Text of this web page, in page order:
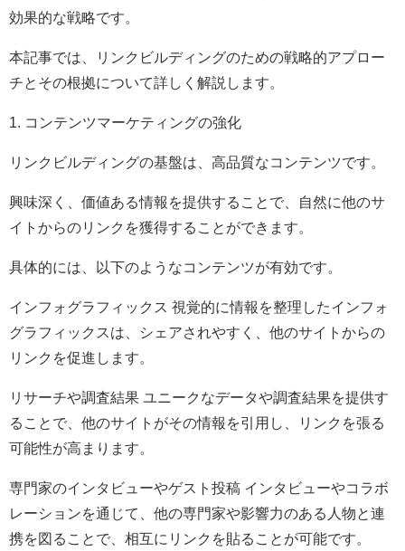
効果的な戦略です。
本記事では、リンクビルディングのための戦略的アプロー
チとその根拠について詳しく解説します。
1. コンテンツマーケティングの強化
リンクビルディングの基盤は、高品質なコンテンツです。
興味深く、価値ある情報を提供することで、自然に他のサ
イトからのリンクを獲得することができます。
具体的には、以下のようなコンテンツが有効です。
インフォグラフィックス 視覚的に情報を整理したインフォ
グラフィックスは、シェアされやすく、他のサイトからの
リンクを促進します。
リサーチや調査結果 ユニークなデータや調査結果を提供す
ることで、他のサイトがその情報を引用し、リンクを張る
可能性が高まります。
専門家のインタビューやゲスト投稿 インタビューやコラボ
レーションを通じて、他の専門家や影響力のある人物と連
携を図ることで、相互にリンクを貼ることが可能です。